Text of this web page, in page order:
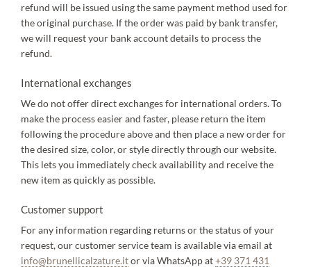
refund will be issued using the same payment method used for
the original purchase. If the order was paid by bank transfer,
we will request your bank account details to process the
refund.
International exchanges
We do not offer direct exchanges for international orders. To
make the process easier and faster, please return the item
following the procedure above and then place a new order for
the desired size, color, or style directly through our website.
This lets you immediately check availability and receive the
new item as quickly as possible.
Customer support
For any information regarding returns or the status of your
request, our customer service team is available via email at
info@brunellicalzature.itor via WhatsApp at+39 371 431